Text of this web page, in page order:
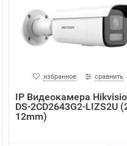
избранное сравнить
IP Видеокамера
DS-2CD2643G2-LIZS2U
12mm)